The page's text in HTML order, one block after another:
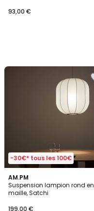
93,00 €
-30€* tous les 100€
AM.PM
Suspension lampion rond en
maille, Satchi
199,00 €
5
/
5